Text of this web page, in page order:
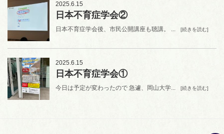
2025.6.15
日本不育症学会②
日本不育症学会後、市民公開講座も聴講。 ... [続きを読む]
2025.6.15
日本不育症学会①
今日は予定が変わったので 急遽、岡山大学... [続きを読む]